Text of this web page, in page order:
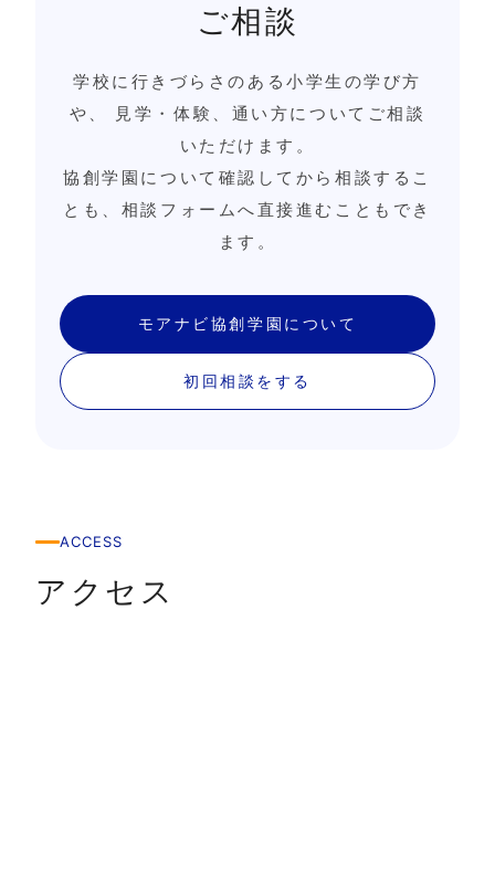
ご相談
学校に行きづらさのある小学生の学び方
や、 見学・体験、通い方についてご相談
いただけます。
協創学園について確認してから相談するこ
とも、相談フォームへ直接進むこともでき
ます。
モアナビ協創学園について
初回相談をする
ACCESS
アクセス